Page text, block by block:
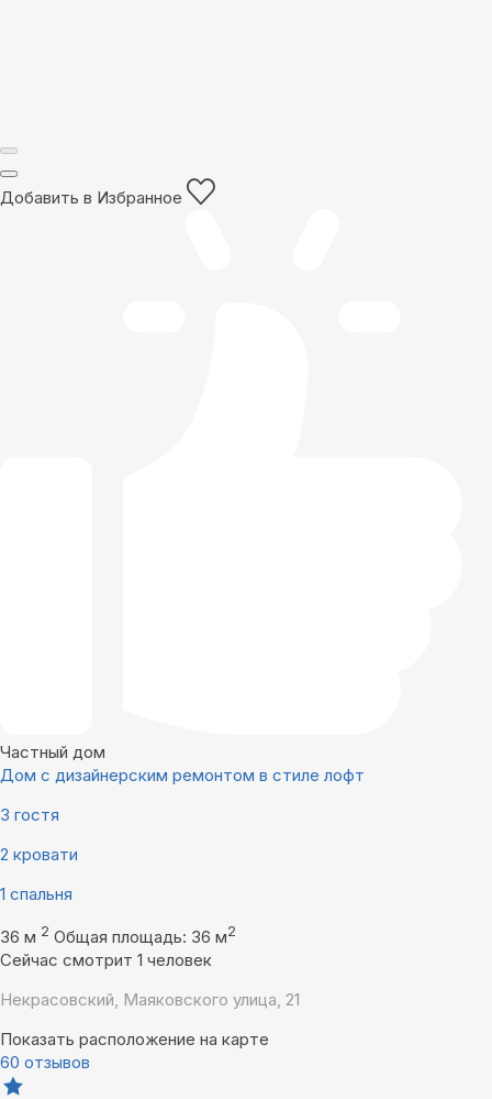
Добавить в Избранное
Частный дом
Дом с дизайнерским ремонтом в стиле лофт
3 гостя
2 кровати
1 спальня
36 м 2 Общая площадь: 36 м2
Сейчас смотрит 1 человек
Некрасовский, Маяковского улица, 21
Показать расположение на карте
60 отзывов